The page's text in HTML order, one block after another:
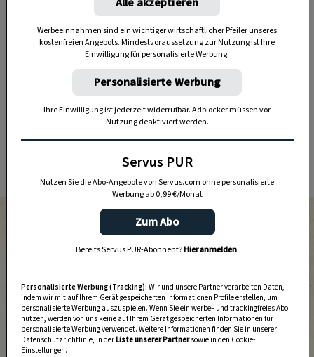
Lebewesen und Pflanzen – sind auch sie fest
eingebettet in dieZeitrhythmen der Natur, und
die stehen in enger Verbindung mit dem Mond,
diesem sagenhaften, knapp 400.000 Kilometer
entfernten Himmelskörper.
Nimmt der Mond zu, werden die Stämme
Nimmt er ab, werden sie schmaler.
Werbeeinnahmen sind ein wichtiger wirtschaftlicher Pfeiler unseres
kostenfreien Angebots. Mindestvoraussetzung zur Nutzung ist Ihre
Einwilligung für personalisierte Werbung.
Personalisierte Werbung
Ihre Einwilligung ist jederzeit widerrufbar. Adblocker müssen vor
Nutzung deaktiviert werden.
Servus PUR
Nutzen Sie die Abo-Angebote von Servus.com ohne personalisierte
Werbung ab 0,99 €/Monat
Zum Abo
Bereits Servus PUR-Abonnent?Hier anmelden.
Personalisierte Werbung (Tracking): Wir und unsere Partner verarbeiten Daten,
indem wir mit auf Ihrem Gerät gespeicherten Informationen Profile erstellen, um
personalisierte Werbung auszuspielen. Wenn Sie ein werbe– und trackingfreies Abo
nutzen, werden von uns keine auf Ihrem Gerät gespeicherten Informationen für
personalisierte Werbung verwendet. Weitere Informationen finden Sie in unserer
Datenschutzrichtlinie, in derListe unserer Partnersowie in den Cookie-
Einstellungen.